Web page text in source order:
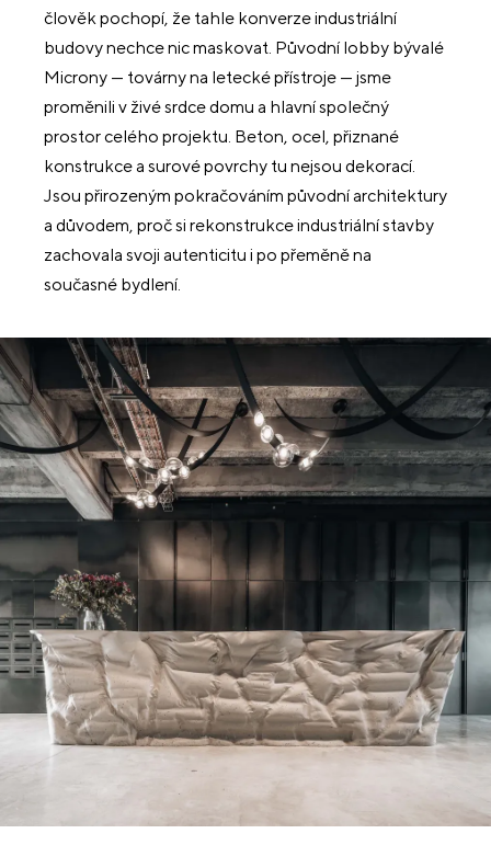
člověk pochopí, že tahle konverze industriální
budovy nechce nic maskovat. Původní lobby bývalé
Microny — továrny na letecké přístroje — jsme
proměnili v živé srdce domu a hlavní společný
prostor celého projektu. Beton, ocel, přiznané
konstrukce a surové povrchy tu nejsou dekorací.
Jsou přirozeným pokračováním původní architektury
a důvodem, proč si rekonstrukce industriální stavby
zachovala svoji autenticitu i po přeměně na
současné bydlení.